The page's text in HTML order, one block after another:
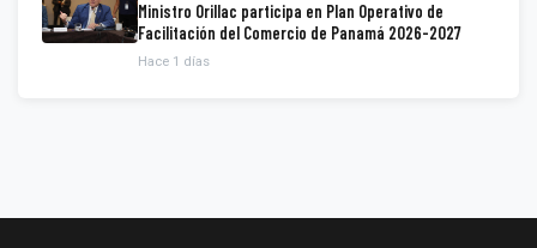
Ministro Orillac participa en Plan Operativo de
Facilitación del Comercio de Panamá 2026-2027
Hace 1 días